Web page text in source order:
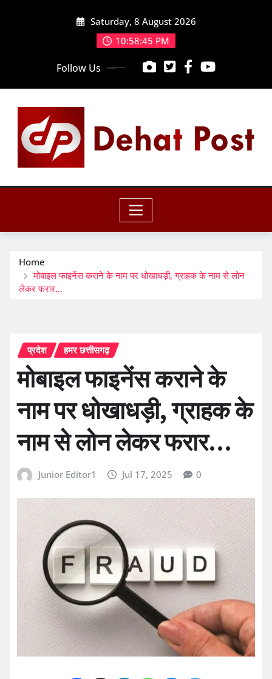
Saturday, 8 August 2026
10:58:46 PM
Follow Us
Home
मोबाइल फाइनेंस कराने के नाम पर धोखाधड़ी, ग्राहक के नाम से लोन
लेकर फरार…
प्रदेश हमर छत्तीसगढ़
मोबाइल फाइनेंस कराने के
नाम पर धोखाधड़ी, ग्राहक के
नाम से लोन लेकर फरार…
Junior Editor1 Jul 17, 2025 0